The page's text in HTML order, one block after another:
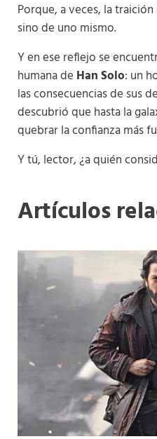
Porque, a veces, la
sino de uno mismo.
Y en ese reflejo se
humana de Han Solo: un
las consecuencias de sus
descubrió que hasta la
quebrar la confianza más
Y tú, lector, ¿a quién
Artículos